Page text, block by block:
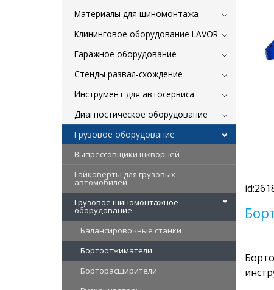
Материалы для шиномонтажа
Клининговое оборудование LAVOR
Гаражное оборудование
Стенды развал-схождение
Инструмент для автосервиса
Диагностическое оборудование
Грузовое оборудование
Выпрессовщики шкворней
Гайковерты для грузовых
автомобилей
Грузовое шиномонтажное
оборудование
Балансировочные станки
Бортоотжиматели
Борторасширители